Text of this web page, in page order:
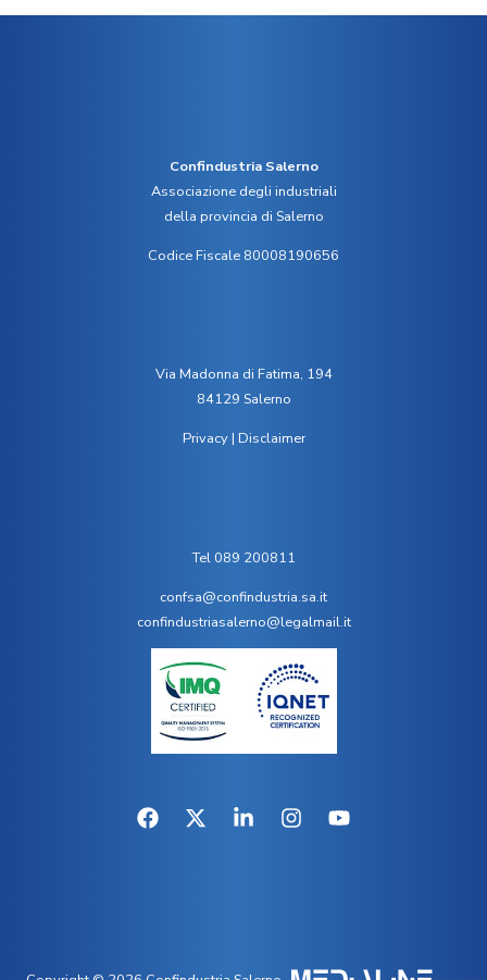
Confindustria Salerno
Associazione degli industriali
della provincia di Salerno
Codice Fiscale 80008190656
Via Madonna di Fatima, 194
84129 Salerno
Privacy| Disclaimer
Tel 089 200811
confsa@confindustria.sa.it
confindustriasalerno@legalmail.it